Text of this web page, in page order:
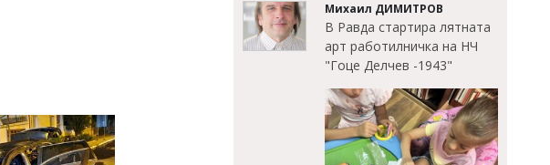
Михаил ДИМИТРОВ
В Равда стартира лятната
арт работилничка на НЧ
"Гоце Делчев -1943"